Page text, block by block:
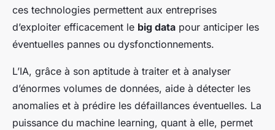
ces technologies permettent aux entreprises
d’exploiter efficacement le big data pour anticiper les
éventuelles pannes ou dysfonctionnements.
L’IA, grâce à son aptitude à traiter et à analyser
d’énormes volumes de données, aide à détecter les
anomalies et à prédire les défaillances éventuelles. La
puissance du machine learning, quant à elle, permet